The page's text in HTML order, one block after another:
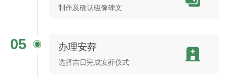
制作及确认磁像碑文
05 办理安葬
选择吉日完成安葬仪式